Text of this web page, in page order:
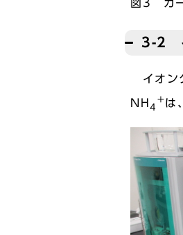
図3 カ
3-2
イオン
NH 4
+は